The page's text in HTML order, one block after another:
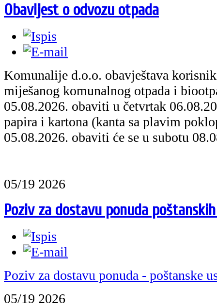
Obavijest o odvozu otpada
Komunalije d.o.o. obavještava
miješanog komunalnog otpada i
05.08.2026. obaviti u četvrtak
papira i kartona (kanta sa plavim
05.08.2026. obaviti će se u subotu
05/19 2026
Poziv za dostavu ponuda
Poziv za dostavu ponuda - poštanske
05/19 2026